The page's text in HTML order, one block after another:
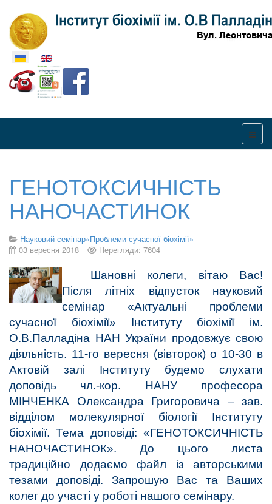
Оберіть свою мову
ГЕНОТОКСИЧНІСТЬ
НАНОЧАСТИНОК
Науковий семінар«Проблеми сучасної біохімії»
03 вересня 2018
Перегляди: 7604
Шановні колеги, вітаю Вас!
Після літніх відпусток науковий
семінар «Актуальні проблеми
сучасної біохімії» Інституту біохімії ім.
О.В.Палладіна НАН України продовжує свою
діяльність. 11-го вересня (вівторок) о 10-30 в
Актовій залі Інституту будемо слухати
доповідь чл.-кор. НАНУ професора
МІНЧЕНКА Олександра Григоровича – зав.
відділом молекулярної біології Інституту
біохімії. Тема доповіді: «ГЕНОТОКСИЧНІСТЬ
НАНОЧАСТИНОК». До цього листа
традиційно додаємо файл із авторськими
тезами доповіді. Запрошую Вас та Ваших
колег до участі у роботі нашого семінару.